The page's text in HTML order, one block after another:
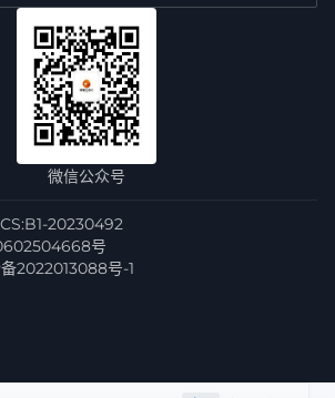
微信公众号
20230492
号
2022013088号-1